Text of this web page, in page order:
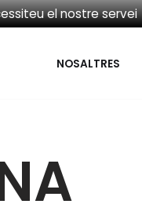
el nostre servei
NOSALTRES